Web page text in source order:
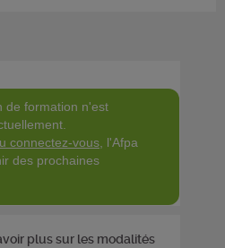
de formation n'est
connectez-vous , l'Afpa
des prochaines
plus sur les modalités